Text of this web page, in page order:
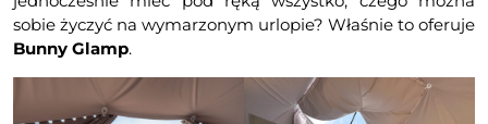
sobie życzyć na wymarzonym urlopie? Właśnie to oferuje
Bunny Glamp.